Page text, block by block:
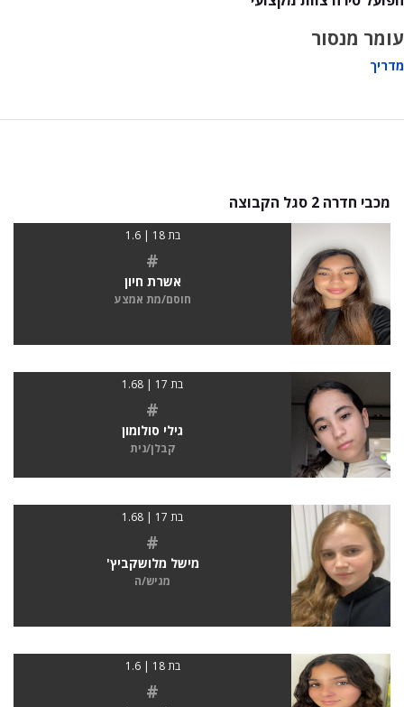
עומר מנסור
מדריך
מכבי חדרה 2 סגל הקבוצה
בת 18 | 1.6
#
אשרת חיון
חוסם/מת אמצע
בת 17 | 1.68
#
גילי סולומון
קבלן/נית
בת 17 | 1.68
#
מישל מלושקביץ'
מגיש/ה
בת 18 | 1.6
#